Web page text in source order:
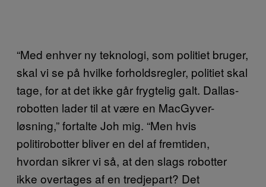
“Med enhver ny teknologi, som politiet bruger,
skal vi se på hvilke forholdsregler, politiet skal
tage, for at det ikke går frygtelig galt. Dallas-
robotten lader til at være en MacGyver-
løsning,” fortalte Joh mig. “Men hvis
politirobotter bliver en del af fremtiden,
hvordan sikrer vi så, at den slags robotter
ikke overtages af en tredjepart? Det